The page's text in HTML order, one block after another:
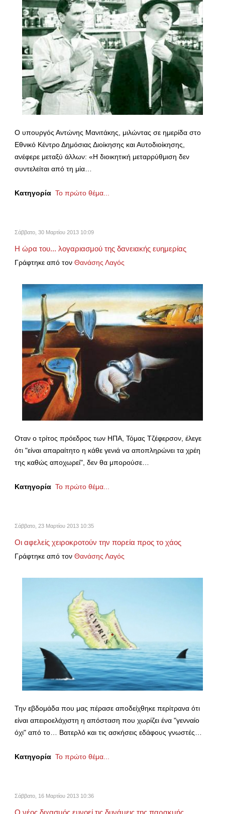
Ο υπουργός Αντώνης Μανιτάκης, μιλώντας σε ημερίδα στο
Εθνικό Κέντρο Δημόσιας Διοίκησης και Αυτοδιοίκησης,
ανέφερε μεταξύ άλλων: «Η διοικητική μεταρρύθμιση δεν
συντελείται από τη μία…
Κατηγορία Το πρώτο θέμα...
Σάββατο, 30 Μαρτίου 2013 10:09
Η ώρα του... λογαριασμού της δανειακής ευημερίας
Γράφτηκε από τον Θανάσης Λαγός
Οταν ο τρίτος πρόεδρος των ΗΠΑ, Τόμας Τζέφερσον, έλεγε
ότι "είναι απαραίτητο η κάθε γενιά να αποπληρώνει τα χρέη
της καθώς αποχωρεί", δεν θα μπορούσε…
Κατηγορία Το πρώτο θέμα...
Σάββατο, 23 Μαρτίου 2013 10:35
Οι αφελείς χειροκροτούν την πορεία προς το χάος
Γράφτηκε από τον Θανάσης Λαγός
Την εβδομάδα που μας πέρασε αποδείχθηκε περίτρανα ότι
είναι απειροελάχιστη η απόσταση που χωρίζει ένα "γενναίο
όχι" από το… Βατερλό και τις ασκήσεις εδάφους γνωστές…
Κατηγορία Το πρώτο θέμα...
Σάββατο, 16 Μαρτίου 2013 10:36